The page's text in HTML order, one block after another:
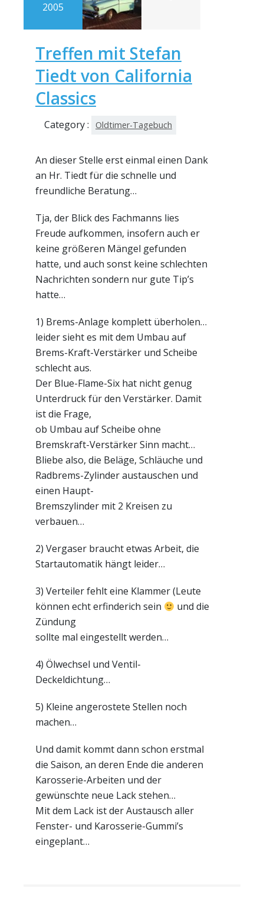
2005
Treffen mit Stefan
Tiedt von California
Classics
Category : Oldtimer-Tagebuch
An dieser Stelle erst einmal einen Dank
an Hr. Tiedt für die schnelle und
freundliche Beratung…
Tja, der Blick des Fachmanns lies
Freude aufkommen, insofern auch er
keine größeren Mängel gefunden
hatte, und auch sonst keine schlechten
Nachrichten sondern nur gute Tip’s
hatte…
1) Brems-Anlage komplett überholen…
leider sieht es mit dem Umbau auf
Brems-Kraft-Verstärker und Scheibe
schlecht aus.
Der Blue-Flame-Six hat nicht genug
Unterdruck für den Verstärker. Damit
ist die Frage,
ob Umbau auf Scheibe ohne
Bremskraft-Verstärker Sinn macht…
Bliebe also, die Beläge, Schläuche und
Radbrems-Zylinder austauschen und
einen Haupt-
Bremszylinder mit 2 Kreisen zu
verbauen…
2) Vergaser braucht etwas Arbeit, die
Startautomatik hängt leider…
3) Verteiler fehlt eine Klammer (Leute
können echt erfinderich sein
und die
Zündung
sollte mal eingestellt werden…
4) Ölwechsel und Ventil-
Deckeldichtung…
5) Kleine angerostete Stellen noch
machen…
Und damit kommt dann schon erstmal
die Saison, an deren Ende die anderen
Karosserie-Arbeiten und der
gewünschte neue Lack stehen…
Mit dem Lack ist der Austausch aller
Fenster- und Karosserie-Gummi’s
eingeplant…